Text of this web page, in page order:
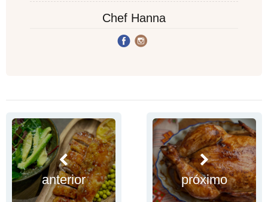
Chef Hanna
anterior próximo